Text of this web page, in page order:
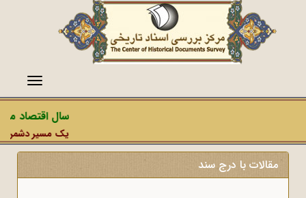
منو
سال اقتصاد
یک مسیر دشمن،
مقالات با درج سند